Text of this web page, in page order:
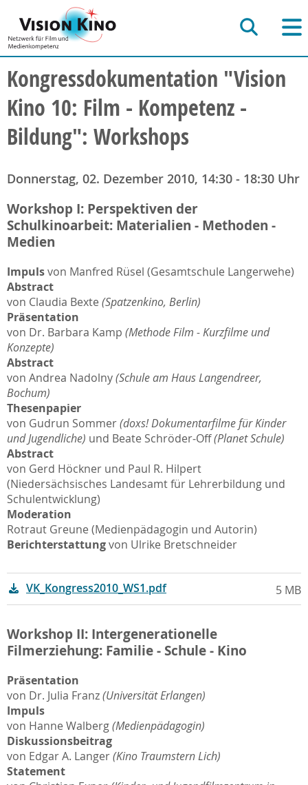
Kongressdokumentation "Vision
Kino 10: Film - Kompetenz -
Bildung": Workshops
Donnerstag, 02. Dezember 2010, 14:30 - 18:30 Uhr
Workshop I: Perspektiven der
Schulkinoarbeit: Materialien - Methoden -
Medien
Impulsvon Manfred Rüsel (Gesamtschule Langerwehe)
Abstract
von Claudia Bexte (Spatzenkino, Berlin)
Präsentation
von Dr. Barbara Kamp (Methode Film - Kurzfilme und
Konzepte)
Abstract
von Andrea Nadolny(Schule am Haus Langendreer,
Bochum)
Thesenpapier
von Gudrun Sommer(doxs! Dokumentarfilme für Kinder
und Jugendliche) und Beate Schröder‐Off(Planet Schule)
Abstract
von Gerd Höckner und Paul R. Hilpert
(Niedersächsisches Landesamt für Lehrerbildung und
Schulentwicklung)
Moderation
Rotraut Greune (Medienpädagogin und Autorin)
Berichterstattungvon Ulrike Bretschneider
VK_Kongress2010_WS1.pdf 5 MB
Workshop II: Intergenerationelle
Filmerziehung: Familie - Schule - Kino
Präsentation
von Dr. Julia Franz(Universität Erlangen)
Impuls
von Hanne Walberg(Medienpädagogin)
Diskussionsbeitrag
von Edgar A. Langer(Kino Traumstern Lich)
Statement